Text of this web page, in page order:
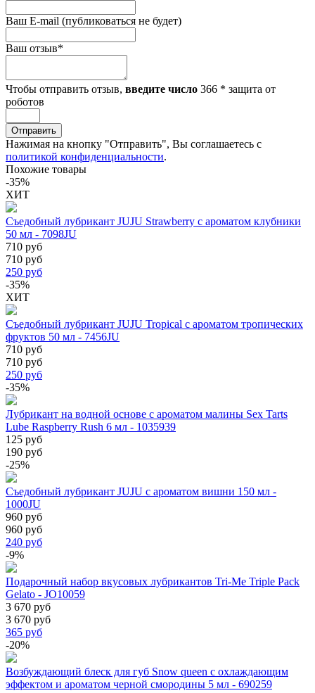
Ваш E-mail (публиковаться не будет)
Ваш отзыв*
Чтобы отправить отзыв, введите число 366 * защита от
роботов
Отправить
Нажимая на кнопку "Отправить", Вы соглашаетесь с
политикой конфиденциальности.
Похожие товары
-35%
ХИТ
Съедобный лубрикант JUJU Strawberry с ароматом клубники
50 мл - 7098JU
710 руб
710 руб
250 руб
-35%
ХИТ
Съедобный лубрикант JUJU Tropical с ароматом тропических
фруктов 50 мл - 7456JU
710 руб
710 руб
250 руб
-35%
Лубрикант на водной основе с ароматом малины Sex Tarts
Lube Raspberry Rush 6 мл - 1035939
125 руб
190 руб
-25%
Съедобный лубрикант JUJU с ароматом вишни 150 мл -
1000JU
960 руб
960 руб
240 руб
-9%
Подарочный набор вкусовых лубрикантов Tri-Me Triple Pack
Gelato - JO10059
3 670 руб
3 670 руб
365 руб
-20%
Возбуждающий блеск для губ Snow queen с охлаждающим
эффектом и ароматом черной смородины 5 мл - 690259